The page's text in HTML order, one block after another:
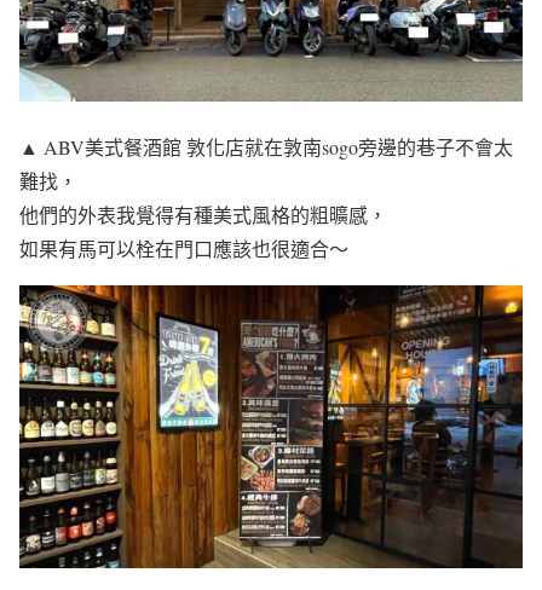
▲ ABV美式餐酒館 敦化店就在敦南sogo旁邊的巷子不會太
難找，
他們的外表我覺得有種美式風格的粗曠感，
如果有馬可以栓在門口應該也很適合～